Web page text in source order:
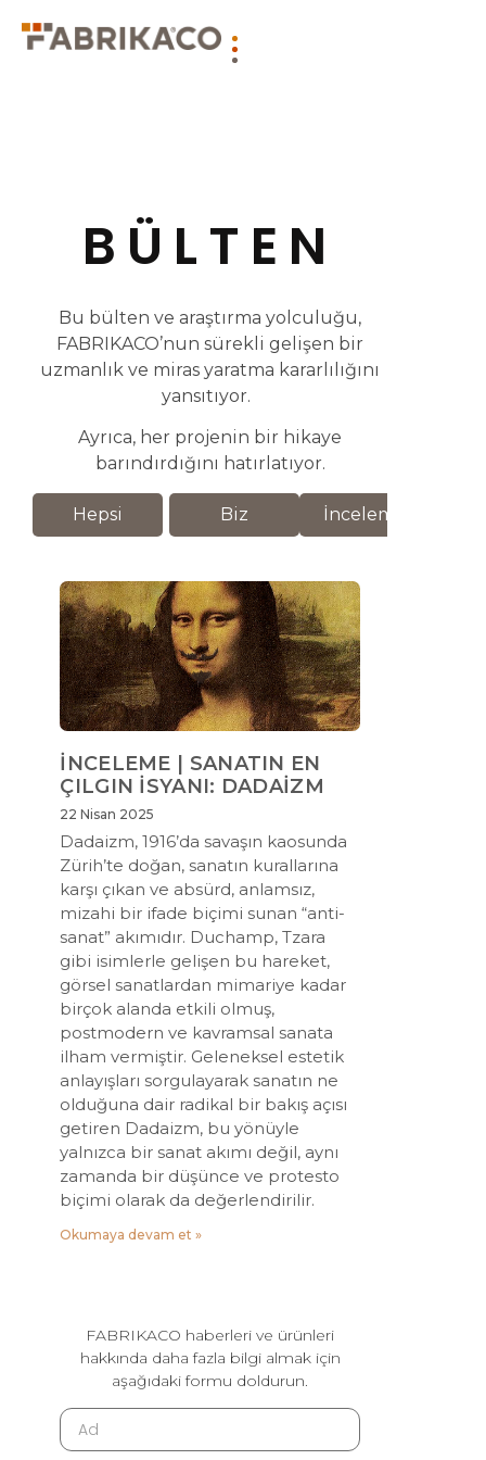
BÜLTEN
Bu bülten ve araştırma yolculuğu,
FABRIKACO’nun sürekli gelişen bir
uzmanlık ve miras yaratma kararlılığını
yansıtıyor.
Ayrıca, her projenin bir hikaye
barındırdığını hatırlatıyor.
Hepsi Biz İnceleme
İNCELEME | SANATIN EN
ÇILGIN İSYANI: DADAİZM
22 Nisan 2025
Dadaizm, 1916’da savaşın kaosunda
Zürih’te doğan, sanatın kurallarına
karşı çıkan ve absürd, anlamsız,
mizahi bir ifade biçimi sunan “anti-
sanat” akımıdır. Duchamp, Tzara
gibi isimlerle gelişen bu hareket,
görsel sanatlardan mimariye kadar
birçok alanda etkili olmuş,
postmodern ve kavramsal sanata
ilham vermiştir. Geleneksel estetik
anlayışları sorgulayarak sanatın ne
olduğuna dair radikal bir bakış açısı
getiren Dadaizm, bu yönüyle
yalnızca bir sanat akımı değil, aynı
zamanda bir düşünce ve protesto
biçimi olarak da değerlendirilir.
Okumaya devam et »
FABRIKACO haberleri ve ürünleri
hakkında daha fazla bilgi almak için
aşağıdaki formu doldurun.